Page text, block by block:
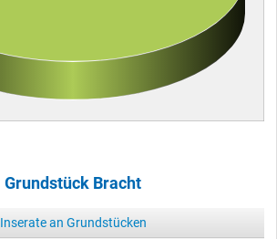
Grundstück Bracht
Inserate an Grundstücken